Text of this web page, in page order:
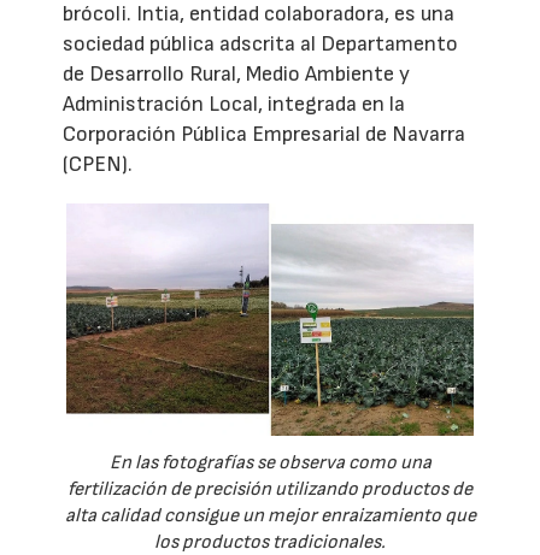
brócoli. Intia, entidad colaboradora, es una
sociedad pública adscrita al Departamento
de Desarrollo Rural, Medio Ambiente y
Administración Local, integrada en la
Corporación Pública Empresarial de Navarra
(CPEN).
En las fotografías se observa como una
fertilización de precisión utilizando productos de
alta calidad consigue un mejor enraizamiento que
los productos tradicionales.